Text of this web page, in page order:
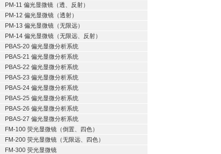
PM-11 偏光显微镜（透、反射）
PM-12 偏光显微镜（透射）
PM-13 偏光显微镜（无限远）
PM-14 偏光显微镜（无限远、反射）
PBAS-20 偏光显微分析系统
PBAS-21 偏光显微分析系统
PBAS-22 偏光显微分析系统
PBAS-23 偏光显微分析系统
PBAS-24 偏光显微分析系统
PBAS-25 偏光显微分析系统
PBAS-26 偏光显微分析系统
PBAS-27 偏光显微分析系统
FM-100 荧光显微镜（倒置、四色）
FM-200 荧光显微镜（无限远、四色）
FM-300 荧光显微镜